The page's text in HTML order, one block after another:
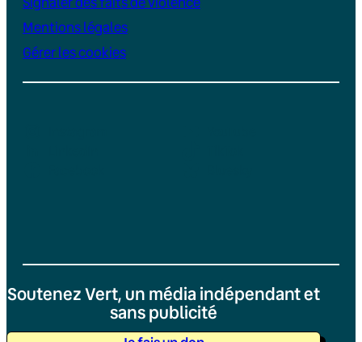
Mentions légales
Gérer les cookies
Soutenez Vert, un média indépendant et
sans publicité